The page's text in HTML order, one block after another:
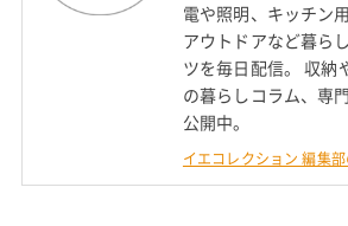
電や照明、キッチン
アウトドアなど暮ら
ツを毎日配信。 収納
の暮らしコラム、専
公開中。
イエコレクション 編集